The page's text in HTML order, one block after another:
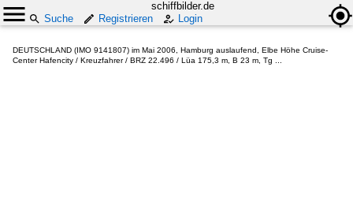
schiffbilder.de
Suche
Registrieren Login
DEUTSCHLAND (IMO 9141807) im Mai 2006, Hamburg auslaufend, Elbe Höhe Cruise-
Center Hafencity / Kreuzfahrer / BRZ 22.496 / Lüa 175,3 m, B 23 m, Tg ...